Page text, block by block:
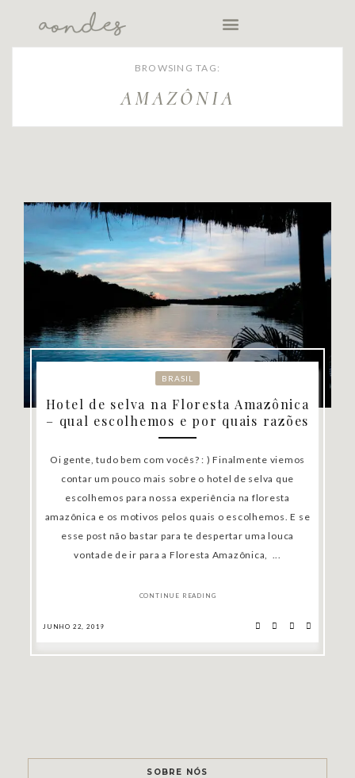
BROWSING TAG:
AMAZÔNIA
BRASIL
Hotel de selva na Floresta Amazônica
– qual escolhemos e por quais razões
Oi gente, tudo bem com vocês? : ) Finalmente viemos
contar um pouco mais sobre o hotel de selva que
escolhemos para nossa experiência na floresta
amazônica e os motivos pelos quais o escolhemos. E se
esse post não bastar para te despertar uma louca
vontade de ir para a Floresta Amazônica, ...
CONTINUE READING
JUNHO 22, 2019
SOBRE NÓS